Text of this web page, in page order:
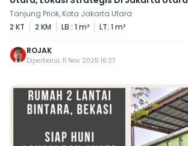
Tanjung Priok, Kota Jakarta Utara
2 KT
2 KM LB : 1 m² LT: 1 m²
ROJAK
Diperbarui: 11 Nov 2025 16:27